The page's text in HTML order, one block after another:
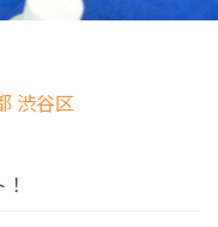
渋谷区